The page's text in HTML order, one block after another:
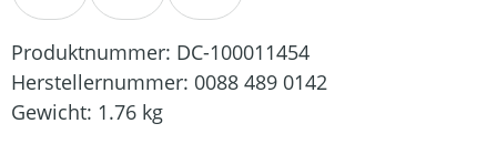
Produktnummer: DC-100011454
Herstellernummer: 0088 489 0142
Gewicht: 1.76 kg